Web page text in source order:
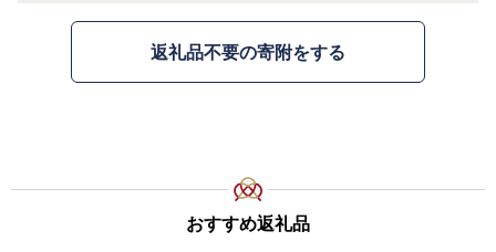
返礼品不要の寄附をする
おすすめ返礼品